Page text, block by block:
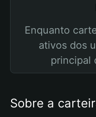
Enquanto
ativos dos
principal
Sobre a